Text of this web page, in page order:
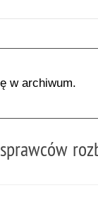
w archiwum.